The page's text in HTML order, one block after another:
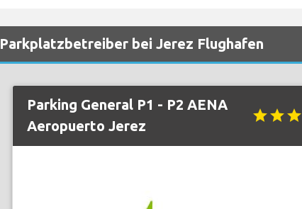
Parkplatzbetreiber bei Jerez Flughafen
Parking General P1 - P2 AENA
Aeropuerto Jerez
starstarstar